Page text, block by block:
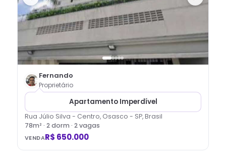
Fernando
Proprietário
Apartamento Imperdível
Rua Júlio Silva - Centro, Osasco - SP, Brasil
78m² · 2dorm · 2 vagas
VENDAR$ 650.000